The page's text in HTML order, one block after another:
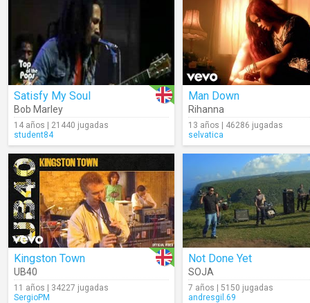
Satisfy My Soul
Bob Marley
14 años | 21440 jugadas
student84
Man Down
Rihanna
13 años | 46286 jugadas
selvatica
Kingston Town
UB40
11 años | 34227 jugadas
SergioPM
Not Done Yet
SOJA
7 años | 5150 jugadas
andresgil.69